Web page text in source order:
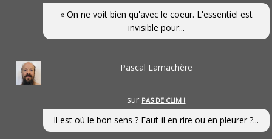
« On ne voit bien qu'avec le coeur. L'essentiel est
invisible pour...
Pascal Lamachère
sur PAS DE CLIM !
Il est où le bon sens ? Faut-il en rire ou en pleurer ?...